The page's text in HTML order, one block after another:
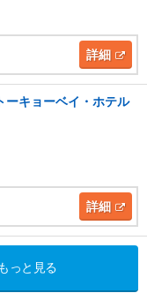
詳細
ーキョーベイ・ホテル
詳細
っと見る